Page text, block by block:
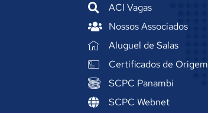
ACI Vagas
Nossos Associados
Aluguel de Salas
Certificados de Origem
SCPC Panambi
SCPC Webnet